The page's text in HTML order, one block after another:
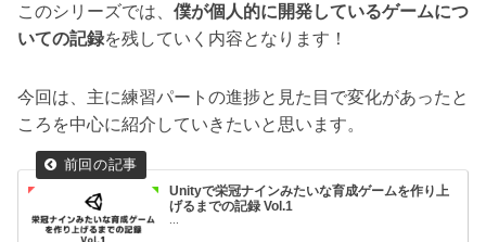
このシリーズでは、 僕が個人的に開発しているゲームにつ
いての記録を残していく内容となります！
今回は、主に練習パートの進捗と見た目で変化があったと
ころを中心に紹介していきたいと思います。
Unityで栄冠ナインみたいな育成ゲームを作り上
げるまでの記録 Vol.1